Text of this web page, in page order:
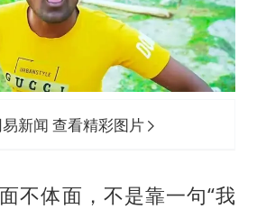
新闻 查看精彩图片
不体面，不是靠一句“我